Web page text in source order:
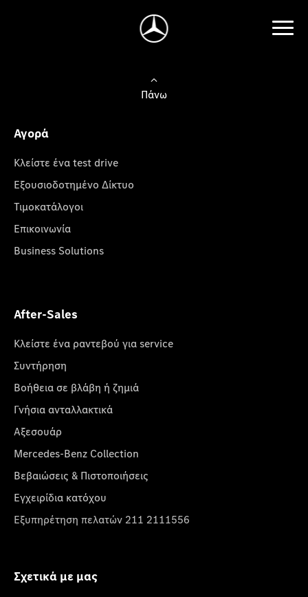
Πάνω
Αγορά
Κλείστε ένα test drive
Εξουσιοδοτημένο Δίκτυο
Τιμοκατάλογοι
Επικοινωνία
Business Solutions
After-Sales
Κλείστε ένα ραντεβού για service
Συντήρηση
Βοήθεια σε βλάβη ή ζημιά
Γνήσια ανταλλακτικά
Αξεσουάρ
Mercedes-Benz Collection
Βεβαιώσεις & Πιστοποιήσεις
Εγχειρίδια κατόχου
Εξυπηρέτηση πελατών 211 2111556
Σχετικά με μας